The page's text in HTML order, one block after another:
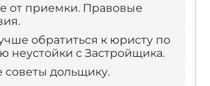
от приемки. Правовые
обратиться к юристу по
неустойки с Застройщика.
советы дольщику.